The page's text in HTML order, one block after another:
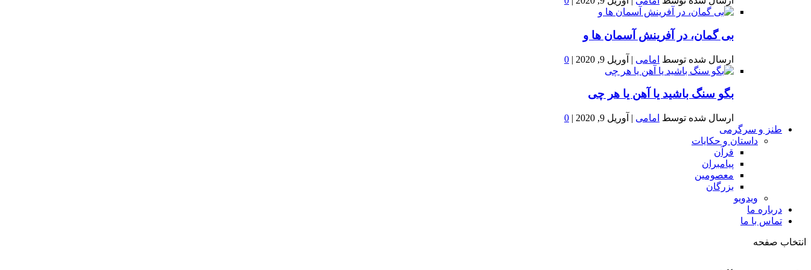
بى گمان، در آفرينش آسمان ها و
ارسال شده توسط امامی | آوریل 9, 2020 |
0
بگو سنگ باشید یا آهن یا هر چی
ارسال شده توسط امامی | آوریل 9, 2020 |
0
طنز و سرگرمی
داستان و حکایات
قرآن
پیامبران
معصومین
بزرگان
ویدویو
درباره ما
تماس با ما
انتخاب صفحه